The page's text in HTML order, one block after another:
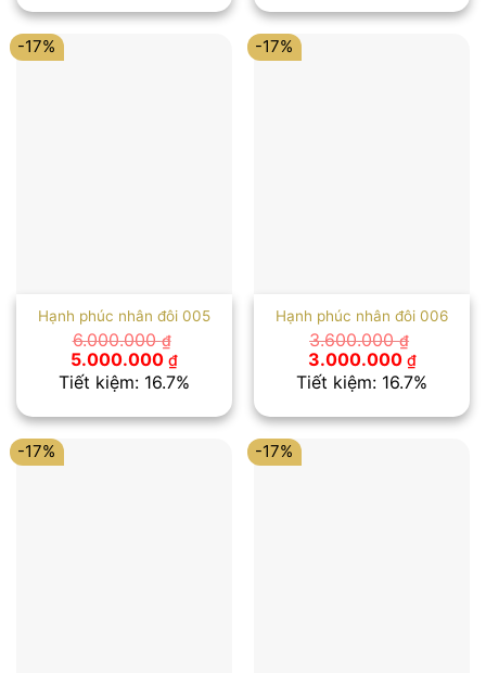
2.000.000 ₫.
-17%
Hạnh phúc nhân đôi 005
6.000.000₫
Giá
gốc
là:
5.000.000 ₫Giá
hiện
tại
5.000.000 ₫.
Tiết kiệm: 16.7%
-17%
Hạnh phúc nhân đôi 006
3.600.000₫
Giá
gốc
là:
3.000.000 ₫Giá
hiện
tại
Tiết kiệm: 16.7%
-17% -17%